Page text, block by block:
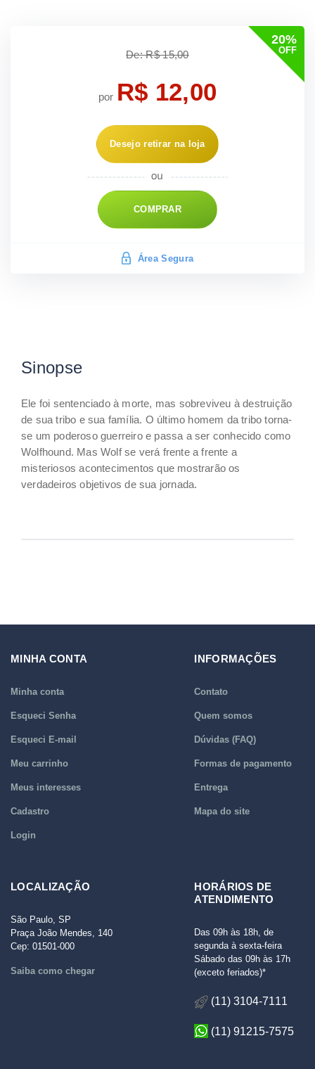
20%
OFF
De: R$ 15,00
por R$ 12,00
Desejo retirar na loja
COMPRAR
Área Segura
Sinopse
Ele foi sentenciado à morte, mas sobreviveu à destruição
de sua tribo e sua família. O último homem da tribo torna-
se um poderoso guerreiro e passa a ser conhecido como
Wolfhound. Mas Wolf se verá frente a frente a
misteriosos acontecimentos que mostrarão os
verdadeiros objetivos de sua jornada.
MINHA CONTA
Minha conta
Esqueci Senha
Esqueci E-mail
Meu carrinho
Meus interesses
Cadastro
Login
INFORMAÇÕES
Contato
Quem somos
Dúvidas (FAQ)
Formas de pagamento
Entrega
Mapa do site
LOCALIZAÇÃO
São Paulo, SP
Praça João Mendes, 140
Cep: 01501-000
Saiba como chegar
HORÁRIOS DE
ATENDIMENTO
Das 09h às 18h, de
segunda à sexta-feira
Sábado das 09h às 17h
(exceto feriados)*
(11) 3104-7111
(11) 91215-7575